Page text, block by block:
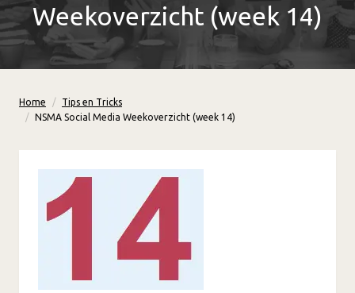
Weekoverzicht (week 14)
Home
Tips en Tricks
NSMA Social Media Weekoverzicht (week 14)